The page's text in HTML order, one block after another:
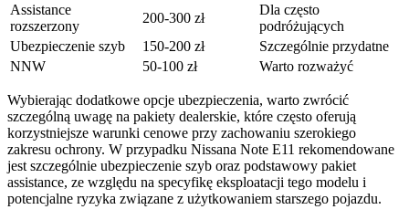
Assistance
rozszerzony
200-300 zł
Dla często
podróżujących
Ubezpieczenie szyb
150-200 zł
Szczególnie przydatne
NNW
50-100 zł Warto rozważyć
Wybierając dodatkowe opcje ubezpieczenia, warto zwrócić
szczególną uwagę na pakiety dealerskie, które często oferują
korzystniejsze warunki cenowe przy zachowaniu szerokiego
zakresu ochrony. W przypadku Nissana Note E11 rekomendowane
jest szczególnie ubezpieczenie szyb oraz podstawowy pakiet
assistance, ze względu na specyfikę eksploatacji tego modelu i
potencjalne ryzyka związane z użytkowaniem starszego pojazdu.